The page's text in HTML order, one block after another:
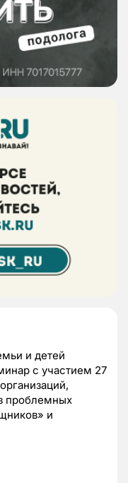
и детей
с участием 27
проблемных
и